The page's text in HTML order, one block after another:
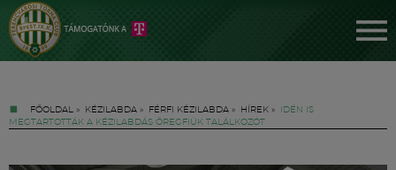
FŐOLDAL » KÉZILABDA » FÉRFI KÉZILABDA » HÍREK »
IDÉN IS
MEGTARTOTTÁK A KÉZILABDÁS ÖREGFIÚK TALÁLKOZÓT